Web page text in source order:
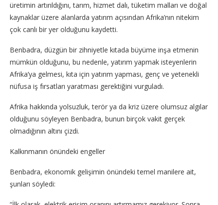
üretimin artırıldığını, tarım, hizmet dalı, tüketim malları ve doğal
kaynaklar üzere alanlarda yatırım açısından Afrika’nın nitekim
çok canlı bir yer olduğunu kaydetti.
Benbadra, düzgün bir zihniyetle kıtada büyüme inşa etmenin
mümkün olduğunu, bu nedenle, yatırım yapmak isteyenlerin
Afrika’ya gelmesi, kıta için yatırım yapması, genç ve yetenekli
nüfusa iş fırsatları yaratması gerektiğini vurguladı.
Afrika hakkında yolsuzluk, terör ya da kriz üzere olumsuz algılar
olduğunu söyleyen Benbadra, bunun birçok vakit gerçek
olmadığının altını çizdi.
Kalkınmanın önündeki engeller
Benbadra, ekonomik gelişimin önündeki temel manilere ait,
şunları söyledi: